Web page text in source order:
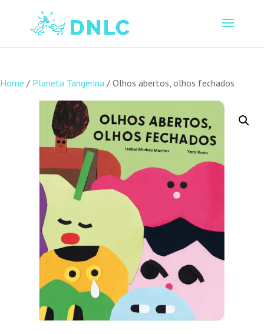
Home / Planeta Tangerina / Olhos abertos, olhos fechados